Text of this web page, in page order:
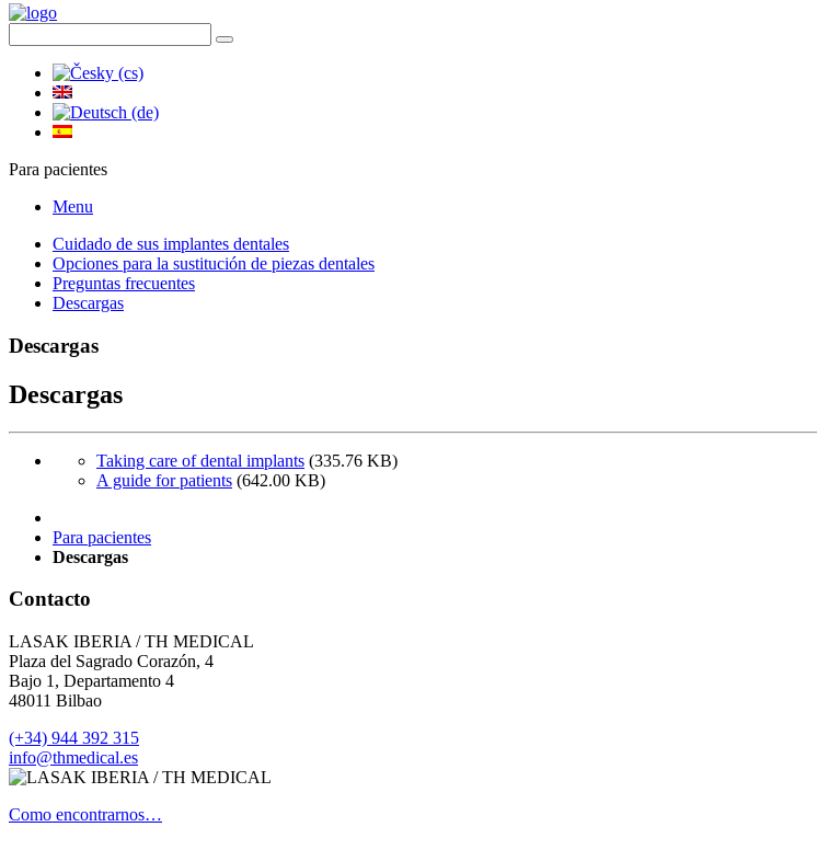
Para pacientes
Menu
Cuidado de sus implantes dentales
Opciones para la sustitución de piezas dentales
Preguntas frecuentes
Descargas
Descargas
Descargas
Taking care of dental implants (335.76 KB)
A guide for patients (642.00 KB)
Para pacientes
Descargas
Contacto
LASAK IBERIA / TH MEDICAL
Plaza del Sagrado Corazón, 4
Bajo 1, Departamento 4
48011 Bilbao
(+34) 944 392 315
info@thmedical.es
Como encontrarnos…